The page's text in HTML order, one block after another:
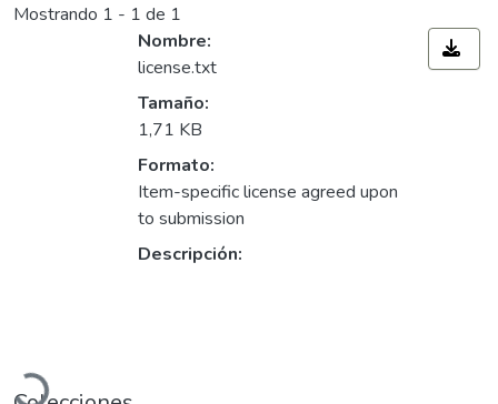
Mostrando 1 - 1 de 1
Cargando...
Nombre:
license.txt
Tamaño:
1,71 KB
Formato:
Item-specific license agreed upon
to submission
Descripción: